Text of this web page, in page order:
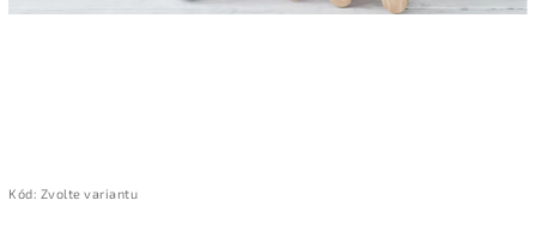
Kód: Zvolte variantu